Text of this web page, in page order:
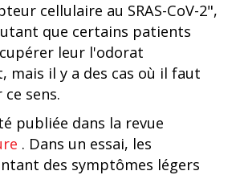
cellulaire au SRAS-CoV-2",
que certains patients
leur l'odorat
mais il y a des cas où il faut
sens.
publiée dans la revue
. Dans un essai, les
des symptômes légers